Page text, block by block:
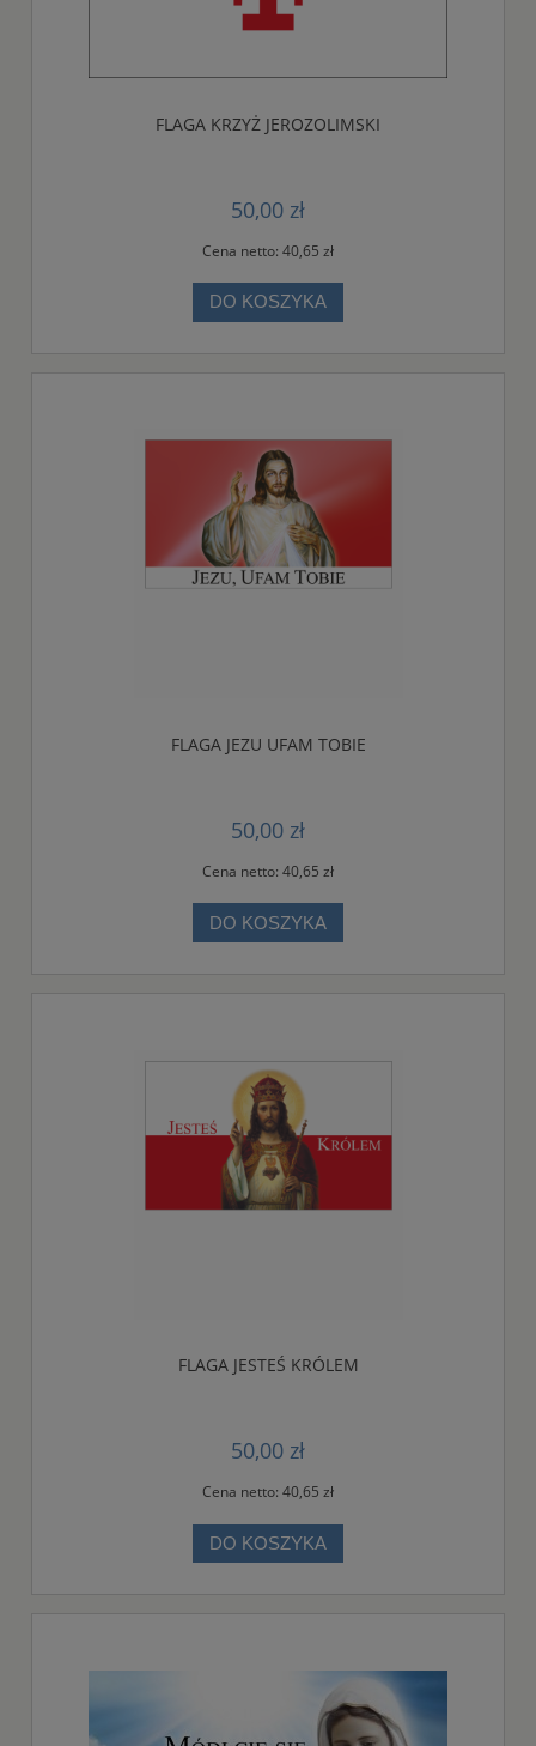
FLAGA KRZYŻ JEROZOLIMSKI
50,00 zł
Cena netto: 40,65 zł
DO KOSZYKA
FLAGA JEZU UFAM TOBIE
50,00 zł
Cena netto: 40,65 zł
DO KOSZYKA
FLAGA JESTEŚ KRÓLEM
50,00 zł
Cena netto: 40,65 zł
DO KOSZYKA